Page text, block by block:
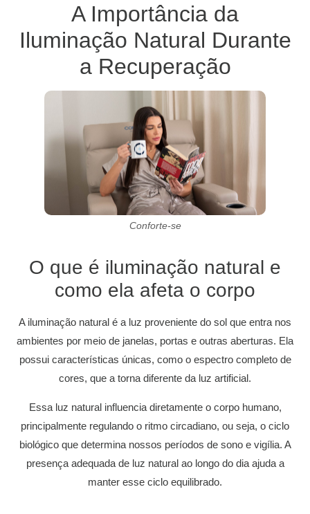
A Importância da
Iluminação Natural Durante
a Recuperação
Conforte-se
O que é iluminação natural e
como ela afeta o corpo
A iluminação natural é a luz proveniente do sol que entra nos
ambientes por meio de janelas, portas e outras aberturas. Ela
possui características únicas, como o espectro completo de
cores, que a torna diferente da luz artificial.
Essa luz natural influencia diretamente o corpo humano,
principalmente regulando o ritmo circadiano, ou seja, o ciclo
biológico que determina nossos períodos de sono e vigília. A
presença adequada de luz natural ao longo do dia ajuda a
manter esse ciclo equilibrado.